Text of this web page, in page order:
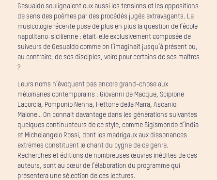
Gesualdo soulignaient eux aussi les tensions et les oppositions
de sens des poèmes par des procédés jugés extravagants. La
musicologie récente pose de plus en plus la question de l’école
napolitano-sicilienne : était-elle exclusivement composée de
suiveurs de Gesualdo comme on l’imaginait jusqu’à présent ou,
au contraire, de ses disciples, voire pour certains de ses maîtres
?
Leurs noms n’évoquent pas encore grand-chose aux
mélomanes contemporains : Giovanni de Macque, Scipione
Lacorcia, Pomponio Nenna, Hettorre della Marra, Ascanio
Maione… On connait davantage dans les générations suivantes
quelques continuateurs de ce style, comme Sigismondo d’India
et Michelangelo Rossi, dont les madrigaux aux dissonances
extrêmes constituent le chant du cygne de ce genre.
Recherches et éditions de nombreuses œuvres inédites de ces
auteurs, sont au cœur de l’élaboration du programme qui
présentera une sélection de ces lectures.